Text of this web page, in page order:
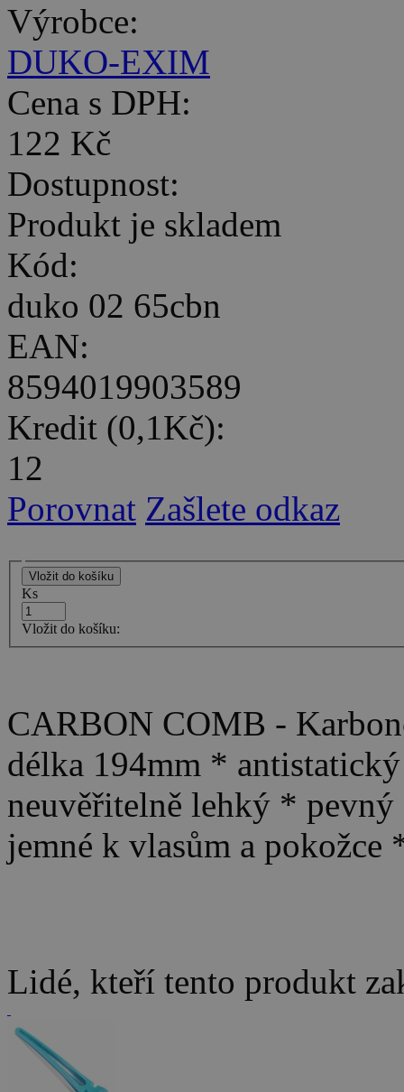
Výrobce:
DUKO-EXIM
Cena s DPH:
122 Kč
Dostupnost:
Produkt je skladem
Kód:
duko 02 65cbn
EAN:
8594019903589
Kredit (0,1Kč):
12
Porovnat Zašlete odkaz
Ks
Vložit do košíku:
CARBON COMB -
délka 194mm *
neuvěřitelně lehký *
jemné k vlasům a pokožce
Lidé, kteří tento produkt